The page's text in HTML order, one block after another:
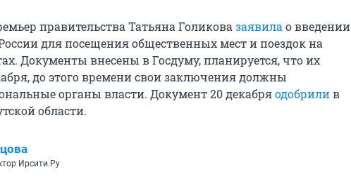
правительства Татьяна Голикова заявила о введении
для посещения общественных мест и поездок на
Документы внесены в Госдуму, планируется, что их
до этого времени свои заключения должны
органы власти. Документ 20 декабряодобрилив
области.
Ирсити.Ру